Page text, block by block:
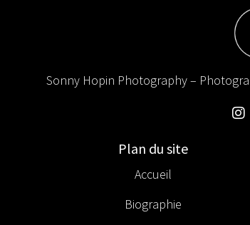
Sonny Hopin Photography –
Plan du site
Accueil
Biographie